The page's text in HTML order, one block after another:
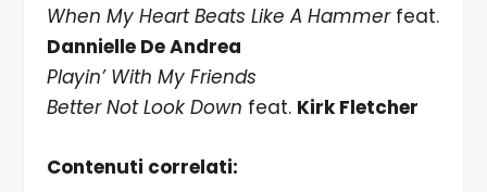
When My Heart Beats Like A Hammerfeat.
Dannielle De Andrea
Playin’ With My Friends
Better Not Look Down feat. Kirk Fletcher
Contenuti correlati: